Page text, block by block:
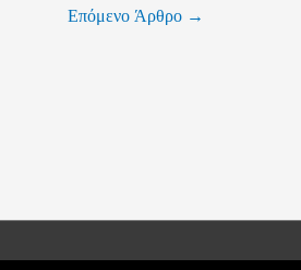
Επόμενο Άρθρο →